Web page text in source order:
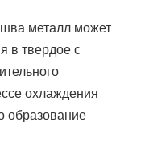
металл может
в твердое с
охлаждения
образование